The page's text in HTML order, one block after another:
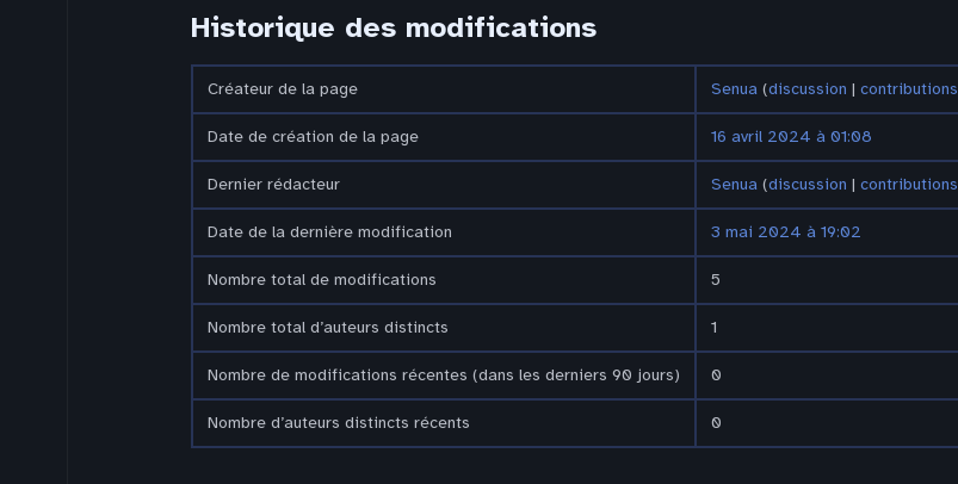
Historique des modifications
Créateur de la page Senua (discussion | contributions
Date de création de la page 16 avril 2024 à 01:08
Dernier rédacteur Senua (discussion | contributions
Date de la dernière modification 3 mai 2024 à 19:02
Nombre total de modifications 5
Nombre total d’auteurs distincts 1
Nombre de modifications récentes (dans les derniers 90 jours) 0
Nombre d’auteurs distincts récents 0